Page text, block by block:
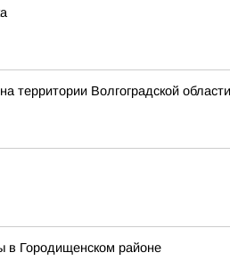
Волгоградской области
в Городищенском районе